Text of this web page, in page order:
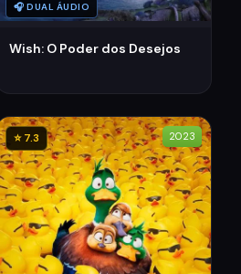
🎧 DUAL ÁUDIO
Wish: O Poder dos Desejos
⭐ 7.3 2023